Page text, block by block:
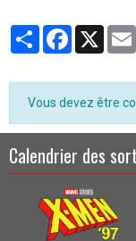
PartagerFacebook
X
Vous devez être
Calendrier des